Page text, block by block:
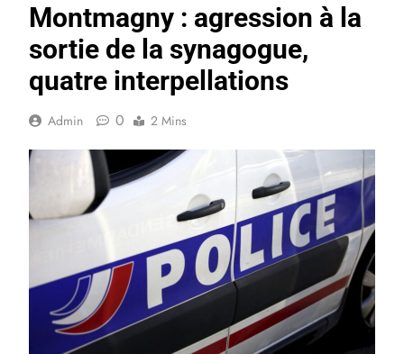
Montmagny : agression à la
sortie de la synagogue,
quatre interpellations
Admin 0 2 Mins